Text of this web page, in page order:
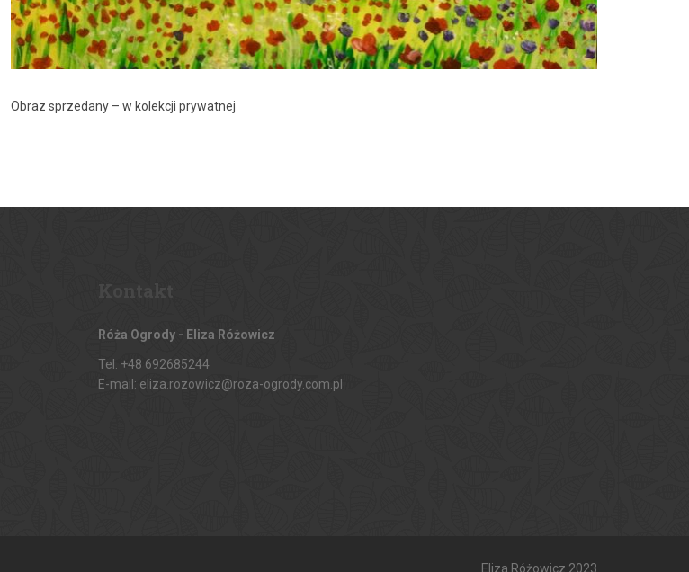
Obraz sprzedany – w kolekcji prywatnej
Róża Ogrody - Eliza Różowicz
Tel: +48 692685244
E-mail: eliza.rozowicz@roza-ogrody.com.pl
Eliza Różowicz 2023